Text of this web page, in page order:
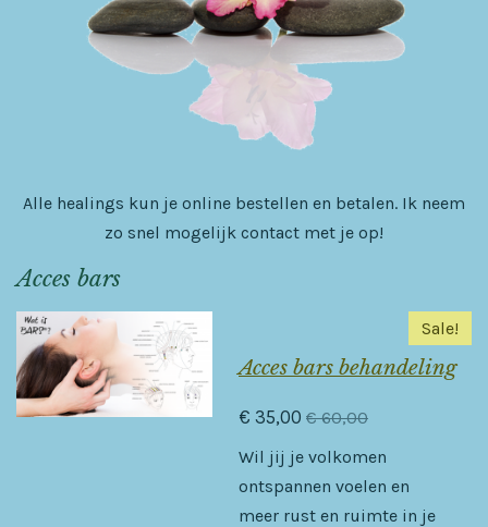
Alle healings kun je online bestellen en betalen. Ik neem
zo snel mogelijk contact met je op!
Acces bars
Sale!
Acces bars behandeling
€ 35,00 € 60,00
Wil jij je volkomen
ontspannen voelen en
meer rust en ruimte in je